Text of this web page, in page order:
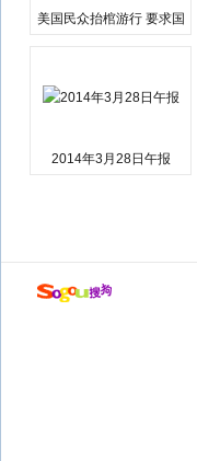
美国民众抬棺游行 要求国
2014年3月28日午报